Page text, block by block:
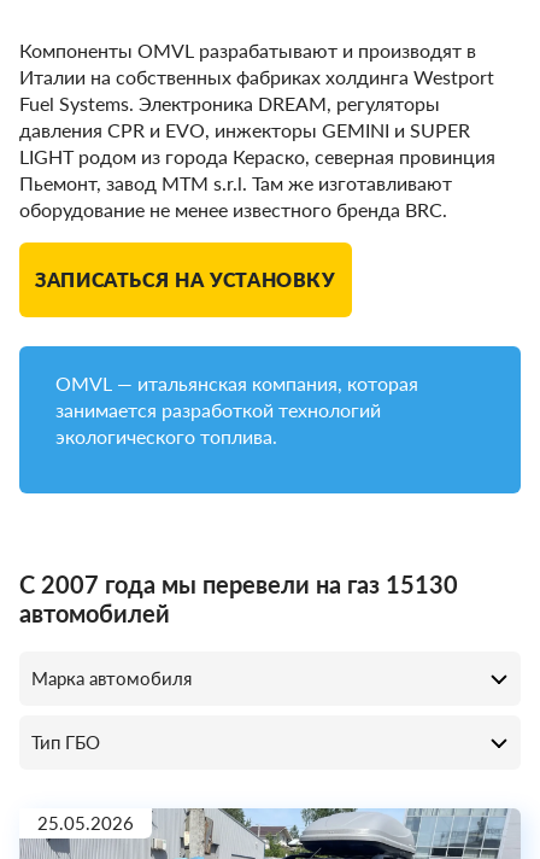
Компоненты OMVL разрабатывают и производят в
Италии на собственных фабриках холдинга Westport
Fuel Systems. Электроника DREAM, регуляторы
давления CPR и EVO, инжекторы GEMINI и SUPER
LIGHT родом из города Кераско, северная провинция
Пьемонт, завод MTM s.r.l. Там же изготавливают
оборудование не менее известного бренда BRC.
ЗАПИСАТЬСЯ НА УСТАНОВКУ
OMVL — итальянская компания, которая
занимается разработкой технологий
экологического топлива.
С 2007 года мы перевели на газ 15130
автомобилей
25.05.2026